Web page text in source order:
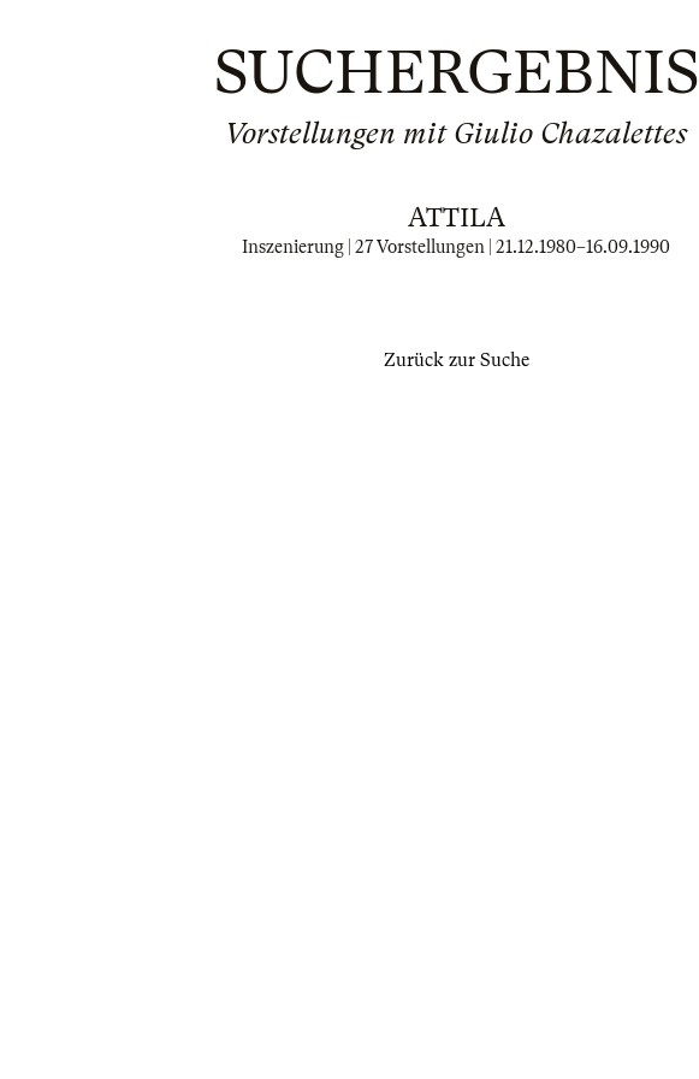
SUCHERGEBNIS
Vorstellungen mit Giulio Chazalettes
ATTILA
Inszenierung | 27 Vorstellungen | 21.12.1980–16.09.1990
Zurück zur Suche